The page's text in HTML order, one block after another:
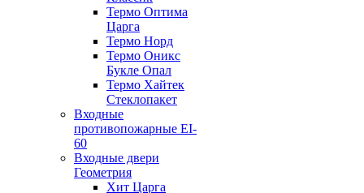
Термо Оптима
Царга
Термо Норд
Термо Оникс
Букле Опал
Термо Хайтек
Стеклопакет
Входные
противопожарные EI-
60
Входные двери
Геометрия
Хит Царга